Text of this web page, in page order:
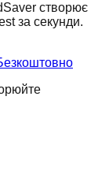
створює
за секунди.